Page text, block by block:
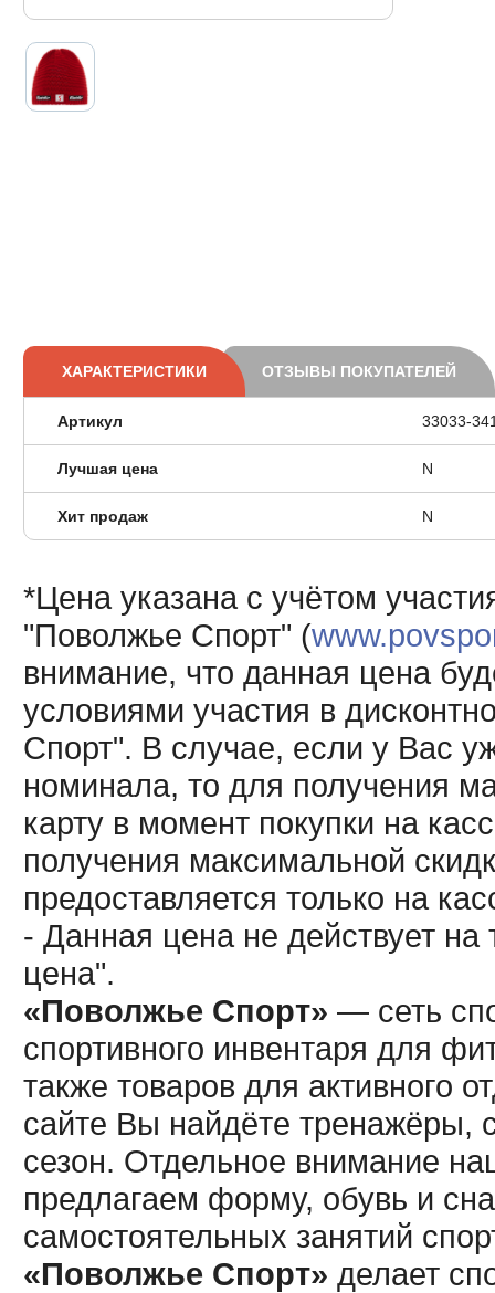
ХАРАКТЕРИСТИКИ ОТЗЫВЫ ПОКУПАТЕЛЕЙ
Артикул 33033-
Лучшая цена N
Хит продаж N
*Цена указана с учётом
"Поволжье Спорт" (
внимание, что данная цена
условиями участия в
Спорт". В случае, если у Вас
номинала, то для получения
карту в момент покупки на
получения максимальной
предоставляется только на
- Данная цена не действует
цена".
«Поволжье Спорт» — сеть
спортивного инвентаря для
также товаров для активного
сайте Вы найдёте тренажёры,
сезон. Отдельное внимание
предлагаем форму, обувь и
самостоятельных занятий
«Поволжье Спорт» делает